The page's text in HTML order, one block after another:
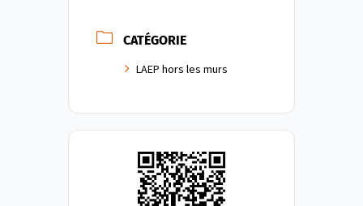
CATÉGORIE
LAEP hors les murs